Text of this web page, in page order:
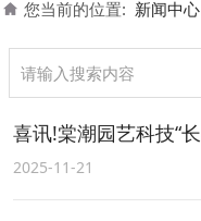
您当前的位置: 新闻中心
2025-11-21